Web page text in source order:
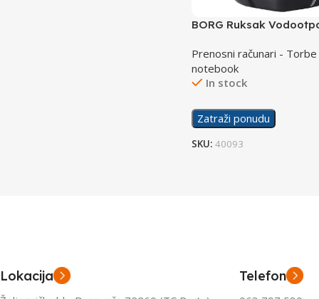
BORG Ruksak
Prenosni računari - Torbe
notebook
In stock
Zatraži ponudu
SKU: 40093
Lokacija Telefon